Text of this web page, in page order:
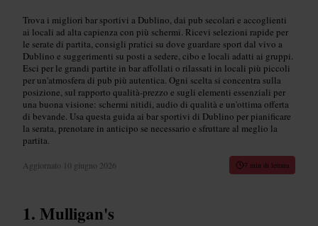
Trova i migliori bar sportivi a Dublino, dai pub secolari e accoglienti
ai locali ad alta capienza con più schermi. Ricevi selezioni rapide per
le serate di partita, consigli pratici su dove guardare sport dal vivo a
Dublino e suggerimenti su posti a sedere, cibo e locali adatti ai gruppi.
Esci per le grandi partite in bar affollati o rilassati in locali più piccoli
per un'atmosfera di pub più autentica. Ogni scelta si concentra sulla
posizione, sul rapporto qualità-prezzo e sugli elementi essenziali per
una buona visione: schermi nitidi, audio di qualità e un'ottima offerta
di bevande. Usa questa guida ai bar sportivi di Dublino per pianificare
la serata, prenotare in anticipo se necessario e sfruttare al meglio la
partita.
Aggiornato 10 giugno 2026 7 min di lettura
Mulligan's